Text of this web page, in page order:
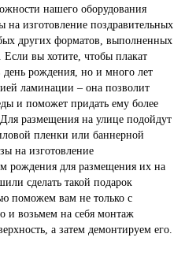
нашего оборудования
на изготовление поздравительных
других форматов, выполненных
вы хотите, чтобы плакат
день рождения, но и много лет
ламинации – она позволит
и поможет придать ему более
размещения на улице подойдут
пленки или баннерной
на изготовление
рождения для размещения их на
сделать такой подарок
поможем вам не только с
и возьмем на себя монтаж
а затем демонтируем его.